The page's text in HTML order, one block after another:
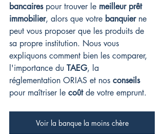
bancaires pour trouver le meilleur prêt
immobilier, alors que votre banquier ne
peut vous proposer que les produits de
sa propre institution. Nous vous
expliquons comment bien les comparer,
l'importance du TAEG, la
réglementation ORIAS et nos conseils
pour maîtriser le coût de votre emprunt.
Voir la banque la moins chère